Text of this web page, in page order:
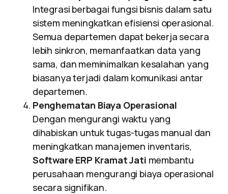
Integrasi berbagai fungsi bisnis dalam satu
sistem meningkatkan efisiensi operasional.
Semua departemen dapat bekerja secara
lebih sinkron, memanfaatkan data yang
sama, dan meminimalkan kesalahan yang
biasanya terjadi dalam komunikasi antar
departemen.
Penghematan Biaya Operasional
Dengan mengurangi waktu yang
dihabiskan untuk tugas-tugas manual dan
meningkatkan manajemen inventaris,
Software ERP Kramat Jati membantu
perusahaan mengurangi biaya operasional
secara signifikan.